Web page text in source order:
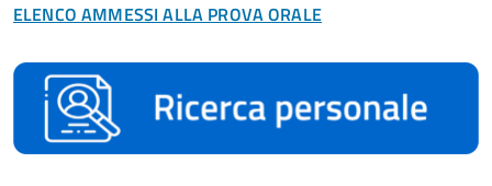
ELENCO AMMESSI ALLA PROVA ORALE